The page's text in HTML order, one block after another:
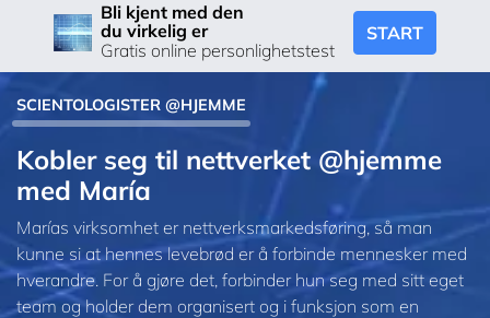
Bli kjent med den
du virkelig er
Gratis online personlighetstest
START
SCIENTOLOGISTER @HJEMME
Kobler seg til nettverket @hjemme
med María
Marías virksomhet er nettverks­markedsføring, så man
kunne si at hennes levebrød er å forbinde mennesker med
hverandre. For å gjøre det, forbinder hun seg med sitt eget
team og holder dem organisert og i funksjon som en